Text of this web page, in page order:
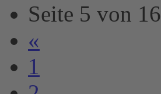
Seite 5 von 16
«
1